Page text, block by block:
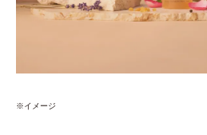
※イメージ